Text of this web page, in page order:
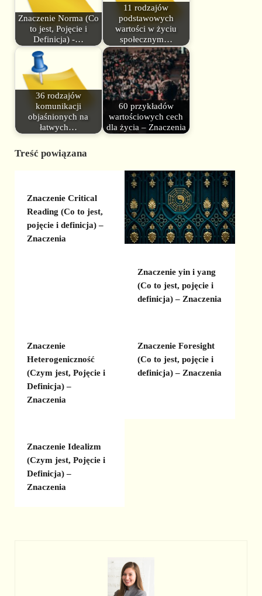
Znaczenie Norma (Co
to jest, Pojęcie i
Definicja) -…
11 rodzajów
podstawowych
wartości w życiu
społecznym…
36 rodzajów
komunikacji
objaśnionych na
łatwych…
60 przykładów
wartościowych cech
dla życia – Znaczenia
Treść powiązana
Znaczenie Critical
Reading (Co to jest,
pojęcie i definicja) –
Znaczenia
Znaczenie yin i yang
(Co to jest, pojęcie i
definicja) – Znaczenia
Znaczenie
Heterogeniczność
(Czym jest, Pojęcie i
Definicja) –
Znaczenia
Znaczenie Foresight
(Co to jest, pojęcie i
definicja) – Znaczenia
Znaczenie Idealizm
(Czym jest, Pojęcie i
Definicja) –
Znaczenia